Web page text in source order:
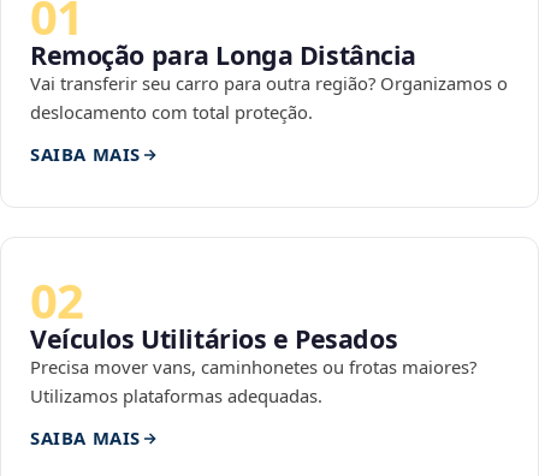
01
Remoção para Longa Distância
Vai transferir seu carro para outra região? Organizamos o
deslocamento com total proteção.
SAIBA MAIS
02
Veículos Utilitários e Pesados
Precisa mover vans, caminhonetes ou frotas maiores?
Utilizamos plataformas adequadas.
SAIBA MAIS